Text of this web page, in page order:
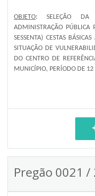
OBJETO: SELEÇÃO DA
ADMINISTRAÇÃO PÚBLICA
SESSENTA) CESTAS
SITUAÇÃO DE
DO CENTRO DE
MUNICÍPIO, PERÍODO DE 12
Pregão 0021 /